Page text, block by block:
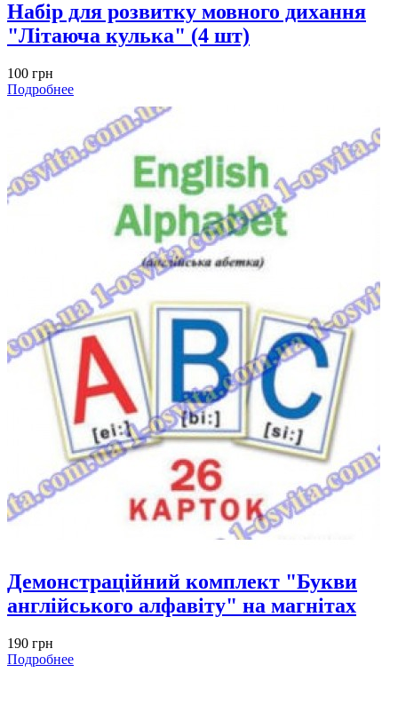
Набiр для розвитку мовного дихання
"Літаюча кулька" (4 шт)
100 грн
Подробнее
Демонстраційний комплект "Букви
англійського алфавіту" на магнітах
190 грн
Подробнее